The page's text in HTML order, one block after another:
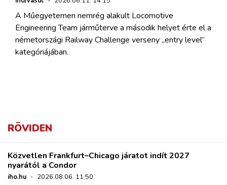
A Műegyetemen nemrég alakult Locomotive
Engineering Team járműterve a második helyet érte el a
németországi Railway Challenge verseny „entry level”
kategóriájában.
RÖVIDEN
Közvetlen Frankfurt–Chicago járatot indít 2027
nyarától a Condor
iho.hu · 2026.08.06. 11:50